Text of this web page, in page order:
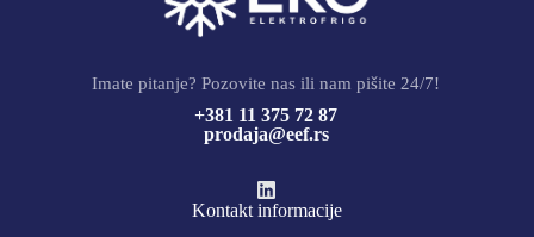
Imate pitanje? Pozovite nas ili nam pišite 24/7!
+381 11 375 72 87
prodaja@eef.rs
Kontakt informacije